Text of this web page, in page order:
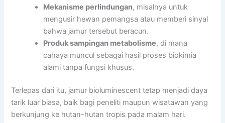
Mekanisme perlindungan, misalnya untuk
mengusir hewan pemangsa atau memberi sinyal
bahwa jamur tersebut beracun.
Produk sampingan metabolisme, di mana
cahaya muncul sebagai hasil proses biokimia
alami tanpa fungsi khusus.
Terlepas dari itu, jamur bioluminescent tetap menjadi daya
tarik luar biasa, baik bagi peneliti maupun wisatawan yang
berkunjung ke hutan-hutan tropis pada malam hari.